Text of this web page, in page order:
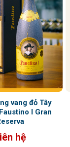
vang đỏ Tây
I Gran
hệ